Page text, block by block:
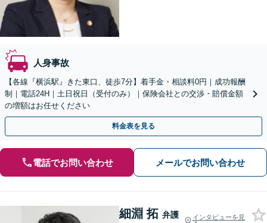
人身事故
【各線『横浜駅』きた東口、徒歩7分】着手金・相談料0円｜成功報酬
制｜電話24H｜土日祝日（受付のみ）｜保険会社との交渉・賠償金額
の増額はお任せください
料金表を見る
電話でお問い合わせ メールでお問い合わせ
細淵 拓 弁護
インタビューを見